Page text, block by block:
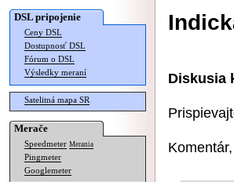
DSL pripojenie
Ceny DSL
Dostupnosť DSL
Fórum o DSL
Výsledky meraní
Satelitná mapa SR
Merače
Speedmeter Merania
Pingmeter
Googlemeter
Diskusia